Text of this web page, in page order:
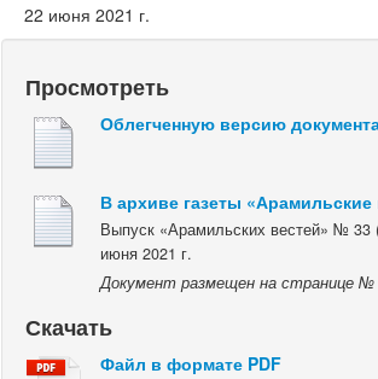
22 июня 2021 г.
Просмотреть
Облегченную версию
В архиве газеты «Арамильские
Выпуск «Арамильских вестей» № 33
июня 2021 г.
Документ размещен на странице №
Скачать
Файл в формате PDF